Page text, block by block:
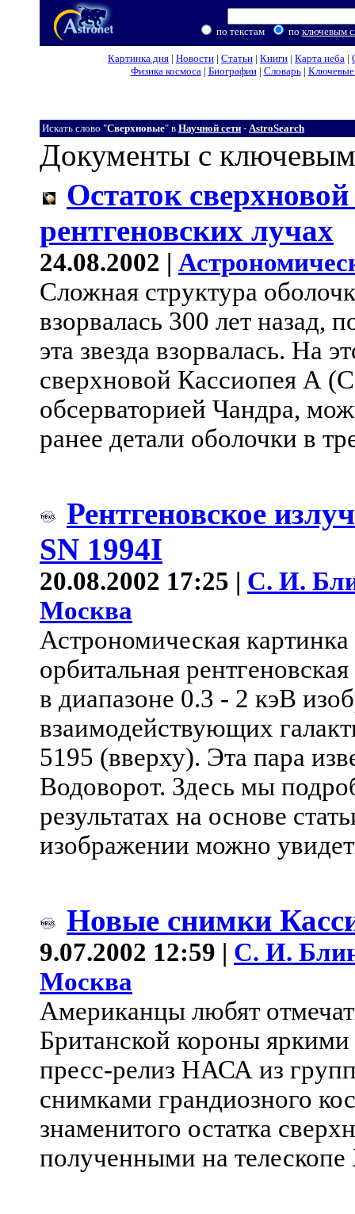
по текстам по ключевым
Картинка дня | Новости | Статьи | Книги | Карта неба |
Физика космоса| Биографии| Словарь| Ключевые
Искать слово "Сверхновые" в Научной сети - AstroSearch
Документы с
Остаток
рентгеновских лучах
24.08.2002 |
Сложная структура
взорвалась 300 лет назад,
эта звезда взорвалась. На
сверхновой Кассиопея А
обсерваторией Чандра,
ранее детали оболочки в
Рентгеновское
SN 1994I
20.08.2002 17:25 | С. И.
Москва
Астрономическая
орбитальная
в диапазоне 0.3 - 2 кэВ
взаимодействующих
5195 (вверху). Эта пара
Водоворот. Здесь мы
результатах на основе
изображении можно
Новые снимки
9.07.2002 12:59 | С. И.
Москва
Американцы любят
Британской короны
пресс-релиз НАСА из
снимками грандиозного
знаменитого остатка
полученными на телескопе